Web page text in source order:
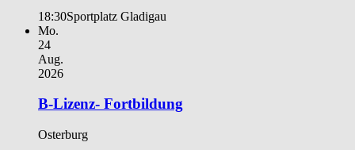
18:30Sportplatz Gladigau
Mo.
24
Aug.
2026
B-Lizenz- Fortbildung
Osterburg